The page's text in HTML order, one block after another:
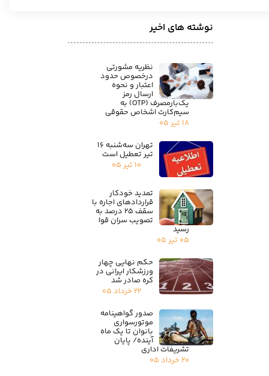
نوشته های اخیر
نظریه مشورتی
درخصوص حدود
اعتبار و نحوه
ارسال رمز
یک‌بارمصرف (OTP) به
سیم‌کارت اشخاص حقوقی
۱۸ تیر ۰۵
تهران سه‌شنبه ۱۶
تیر تعطیل است
۱۰ تیر ۰۵
تمدید خودکار
قراردادهای اجاره با
سقف ۲۵ درصد به
تصویب سران قوا
رسید
۰۵ تیر ۰۵
حکم نهایی چهار
ورزشکار ایرانی در
کره صادر شد
۲۲ خرداد ۰۵
صدور گواهینامه
موتورسواری
بانوان تا یک ماه
آینده/ پایان
تشریفات اداری
۲۰ خرداد ۰۵